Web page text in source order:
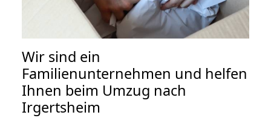
Wir sind ein
Familienunternehmen und helfen
Ihnen beim Umzug nach
Irgertsheim